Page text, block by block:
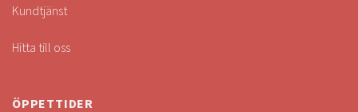
Kundtjänst
Hitta till oss
ÖPPETTIDER